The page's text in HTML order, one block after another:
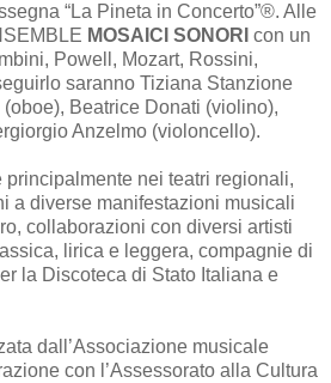
“La Pineta in Concerto”®. Alle
MOSAICI SONORI con un
Powell, Mozart, Rossini,
saranno Tiziana Stanzione
Beatrice Donati (violino),
Anzelmo (violoncello).
principalmente nei teatri regionali,
a diverse manifestazioni musicali
collaborazioni con diversi artisti
lirica e leggera, compagnie di
la Discoteca di Stato Italiana e
dall’Associazione musicale
con l’Assessorato alla Cultura